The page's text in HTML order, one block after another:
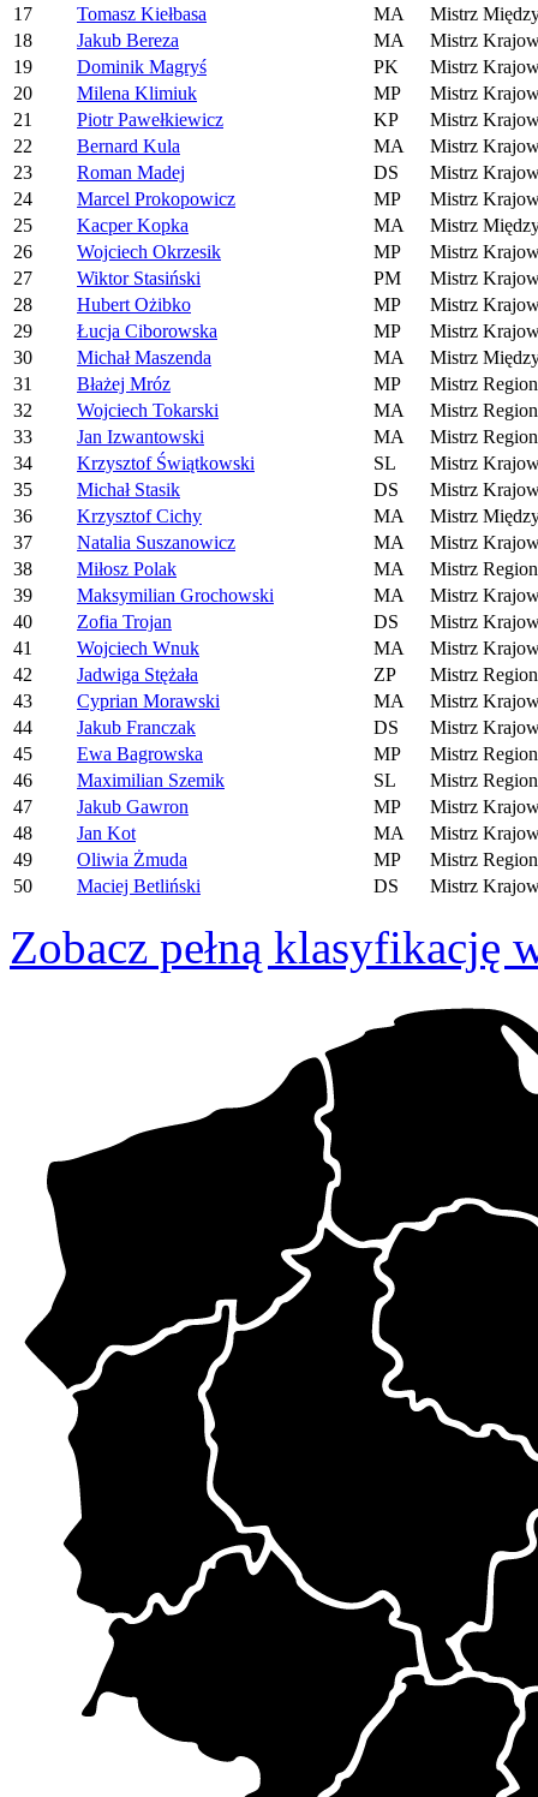
17
Tomasz Kiełbasa MA
Mistrz
18
Jakub Bereza MA
Mistrz
19
Dominik Magryś PK
Mistrz
20
Milena Klimiuk MP
Mistrz
21
Piotr Pawełkiewicz KP
Mistrz
22
Bernard Kula MA
Mistrz
23
Roman Madej DS
Mistrz
24
Marcel Prokopowicz MP
Mistrz
25
Kacper Kopka MA
Mistrz
26
Wojciech Okrzesik MP
Mistrz
27
Wiktor Stasiński PM
Mistrz
28
Hubert Ożibko MP
Mistrz
29
Łucja Ciborowska MP
Mistrz
30
Michał Maszenda MA
Mistrz
31
Błażej Mróz MP
Mistrz
32
Wojciech Tokarski MA
Mistrz
33
Jan Izwantowski MA
Mistrz
34
Krzysztof Świątkowski SL
Mistrz
35
Michał Stasik DS
Mistrz
36
Krzysztof Cichy MA
Mistrz
37
Natalia Suszanowicz MA
Mistrz
38
Miłosz Polak MA
Mistrz
39
Maksymilian Grochowski MA
Mistrz
40
Zofia Trojan DS
Mistrz
41
Wojciech Wnuk MA
Mistrz
42
Jadwiga Stężała ZP
Mistrz
43
Cyprian Morawski MA
Mistrz
44
Jakub Franczak DS
Mistrz
45
Ewa Bagrowska MP
Mistrz
46
Maximilian Szemik SL
Mistrz
47
Jakub Gawron MP
Mistrz
48
Jan Kot MA
Mistrz
49
Oliwia Żmuda MP
Mistrz
50
Maciej Betliński DS Mistrz
Zobacz pełną klasyfikację